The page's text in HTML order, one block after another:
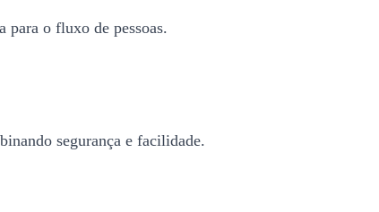
para o fluxo de pessoas.
segurança e facilidade.